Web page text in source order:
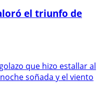
el triunfo de